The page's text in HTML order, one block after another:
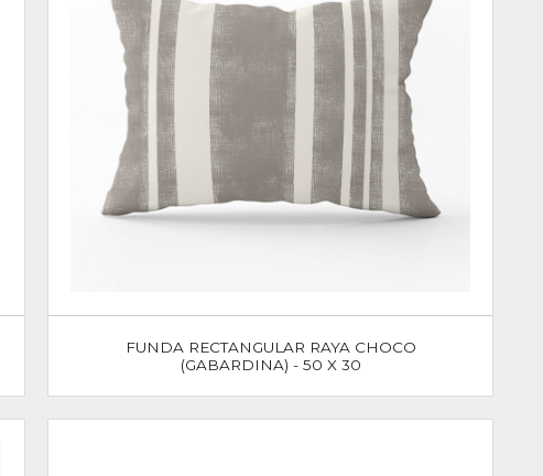
FUNDA RECTANGULAR RAYA CHOCO
(GABARDINA) - 50 X 30